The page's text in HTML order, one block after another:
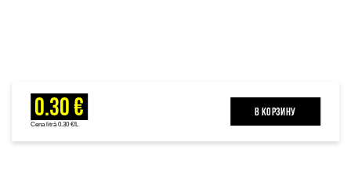
0.30 €
Cena litrā 0.30 €/L
B КОРЗИНУ